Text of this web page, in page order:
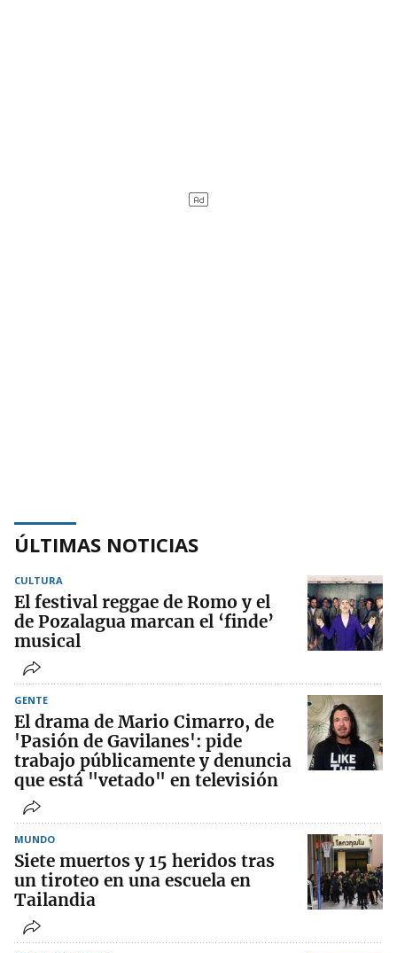
ÚLTIMAS NOTICIAS
CULTURA
El festival reggae de Romo y el
de Pozalagua marcan el ‘finde’
musical
GENTE
El drama de Mario Cimarro, de
'Pasión de Gavilanes': pide
trabajo públicamente y denuncia
que está "vetado" en televisión
MUNDO
Siete muertos y 15 heridos tras
un tiroteo en una escuela en
Tailandia